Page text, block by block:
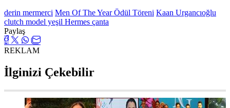
derin mermerci Men Of The Year Ödül Töreni Kaan Urgancıoğlu
clutch model yeşil Hermes çanta
Paylaş
REKLAM
İlginizi Çekebilir